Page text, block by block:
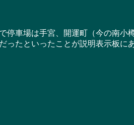
車場は手宮、開運町（今の南小
ったといったことが説明表示板に